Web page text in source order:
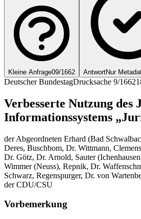
Kleine Anfrage09/1662 AntwortNur
Deutscher BundestagDrucksache 9/1662
Verbesserte Nutzung des
Informationssystems
der Abgeordneten Erhard (Bad
Deres, Buschbom, Dr. Wittmann,
Dr. Götz, Dr. Arnold, Sauter
Wimmer (Neuss), Repnik, Dr.
Schwarz, Regenspurger, Dr. von
der CDU/CSU
Vorbemerkung